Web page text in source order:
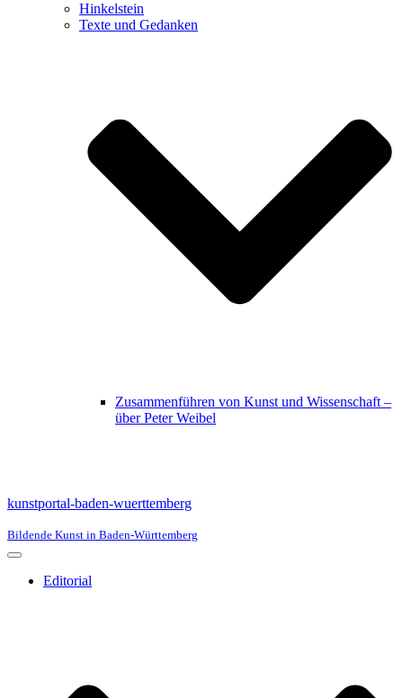
Hinkelstein
Texte und Gedanken
Zusammenführen von Kunst und Wissenschaft –
über Peter Weibel
kunstportal-baden-wuerttemberg
Bildende Kunst in Baden-Württemberg
Navigationsmenü
Editorial